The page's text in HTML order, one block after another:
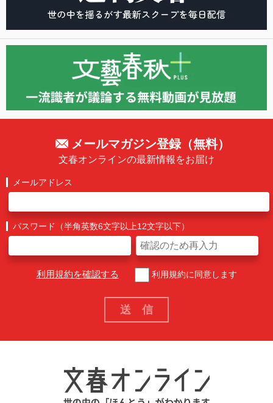
メールマガジン登録（無料）
文春オンラインの最新情報をお届け
メールアドレス
パスワード（半角英数6文字以上12文字以下）
利用規約を確認する 利用規約に同意します